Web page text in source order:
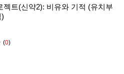
젝트(신약2): 비유와 기적 (유치부
(0)